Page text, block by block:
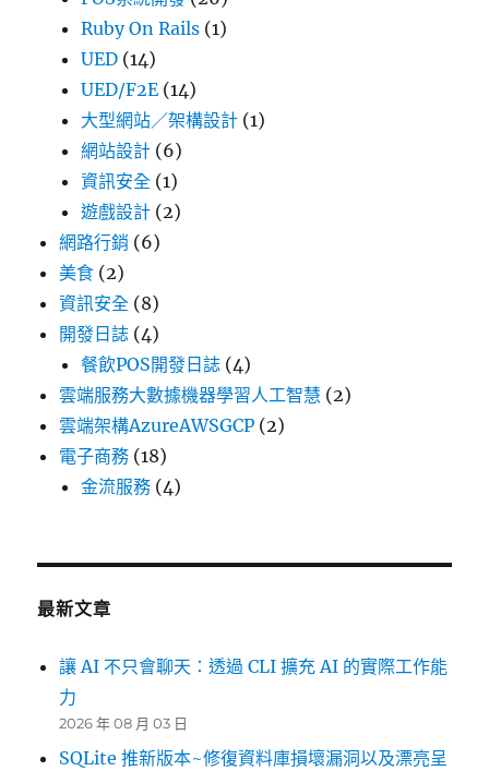
Ruby On Rails (1)
UED (14)
UED/F2E (14)
大型網站／架構設計 (1)
網站設計 (6)
資訊安全 (1)
遊戲設計 (2)
網路行銷 (6)
美食 (2)
資訊安全 (8)
開發日誌 (4)
餐飲POS開發日誌 (4)
雲端服務大數據機器學習人工智慧 (2)
雲端架構AzureAWSGCP (2)
電子商務 (18)
金流服務 (4)
最新文章
讓 AI 不只會聊天：透過 CLI 擴充 AI 的實際工作能
力
2026 年 08 月 03 日
SQLite 推新版本~修復資料庫損壞漏洞以及漂亮呈